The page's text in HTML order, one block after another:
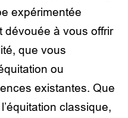
expérimentée
dévouée à vous offrir
que vous
ou
existantes. Que
classique,